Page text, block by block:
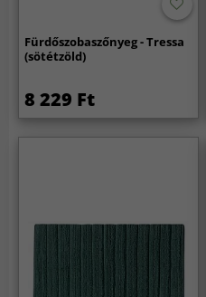
Fürdőszobaszőnyeg - Tressa
(sötétzöld)
8 229 Ft